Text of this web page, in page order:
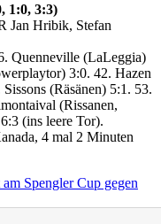
1:0, 3:3)
Jan Hribik, Stefan
Quenneville (LaLeggia)
3:0. 42. Hazen
(Räsänen) 5:1. 53.
(Rissanen,
(ins leere Tor).
4 mal 2 Minuten
Spengler Cup gegen